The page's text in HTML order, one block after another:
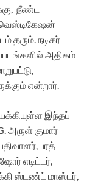
நீண்ட
தரும். நடிகர்
அதிகம்
என்றார்.
இந்தப்
அருள் குமார்
பரத்
எடிட்டர்,
ஸ்டண்ட் மாஸ்டர்,